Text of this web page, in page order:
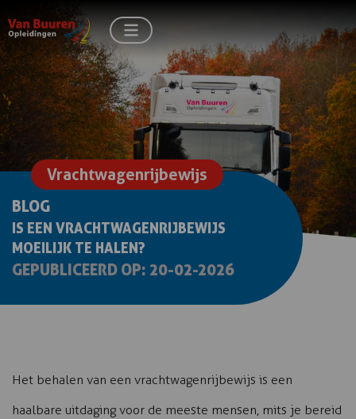
Vrachtwagenrijbewijs
BLOG
IS EEN VRACHTWAGENRIJBEWIJS
MOEILIJK TE HALEN?
GEPUBLICEERD OP: 20-02-2026
Het behalen van een vrachtwagenrijbewijs is een
haalbare uitdaging voor de meeste mensen, mits je bereid